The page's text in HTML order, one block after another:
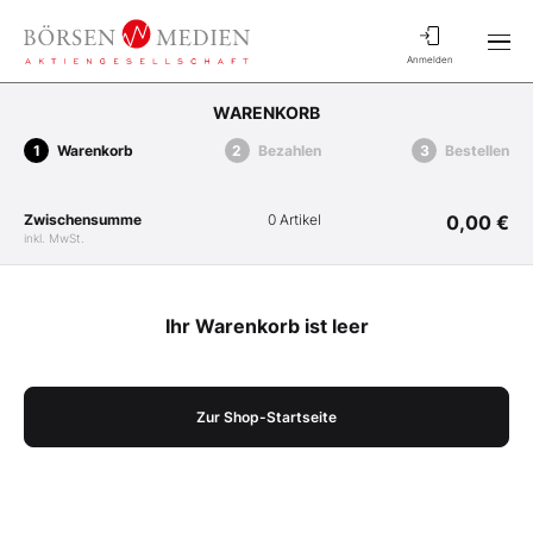
Anmelden
WARENKORB
Warenkorb Bezahlen Bestellen
Zwischensumme
inkl. MwSt.
0 Artikel 0,00 €
Ihr Warenkorb ist leer
Zur Shop-Startseite